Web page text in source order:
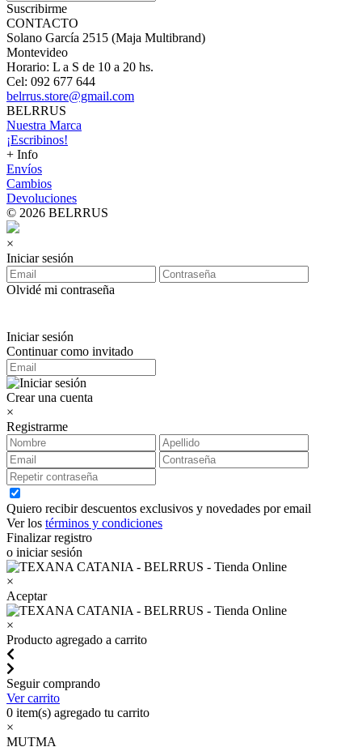
Suscribirme
CONTACTO
Solano García 2515 (Maja Multibrand)
Montevideo
Horario: L a S de 10 a 20 hs.
Cel: 092 677 644
belrrus.store@gmail.com
BELRRUS
Nuestra Marca
¡Escribinos!
+ Info
Envíos
Cambios
Devoluciones
© 2026 BELRRUS
×
Iniciar sesión
Olvidé mi contraseña
Iniciar sesión
Continuar como invitado
Crear una cuenta
×
Registrarme
Quiero recibir descuentos exclusivos y novedades por email
Ver los términos y condiciones
Finalizar registro
o iniciar sesión
×
Aceptar
×
Producto agregado a carrito
Seguir comprando
Ver carrito
0 item(s) agregado tu carrito
×
MUTMA